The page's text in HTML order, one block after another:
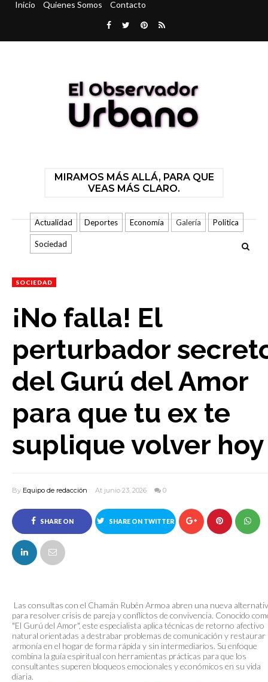
Inicio Quienes Somos Contacto
MIRAMOS MÁS ALLÁ, PARA QUE
VEAS MÁS CLARO.
Actualidad Deportes Economía Galería Politica
Sociedad
SOCIEDAD
¡No falla! El
perturbador
del Gurú del Amor
para que tu ex te
suplique volver hoy
By Equipo de redacción At junio 23, 2026 0
SHARE ON
FACEBOOK
SHARE ON TWITTER
Las consultas con el Chamán Rubén Armoa abren una nueva
para resolver crisis de pareja y conflictos de convivencia. Conocido
"El Gurú del Amor", este especialista aplica técnicas de retorno afectivo
natural orientadas a destrabar problemas de comunicación y restaurar
armonía en el hogar de forma rápida y sin intermediarios. Su enfoque
combina la guía espiritual con herramientas prácticas para que los
consultantes superen bloqueos emocionales y económicos en su vida
diaria.